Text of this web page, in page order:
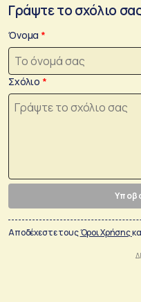
Γράψτε το σχόλιο
Όνομα
Σχόλιο
Αποδέχεστε τουςΌροι Χρήσης